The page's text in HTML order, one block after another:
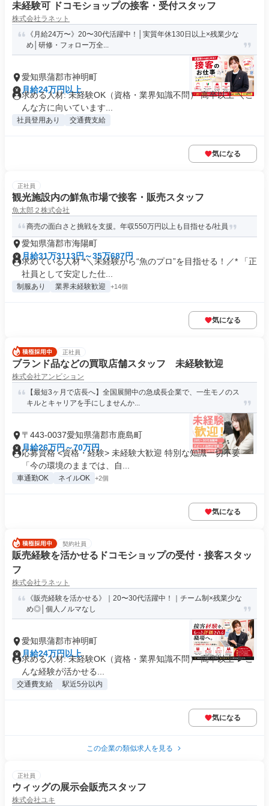
未経験可 ドコモショップの接客・受付スタッフ
株式会社ラネット
《月給24万〜》20〜30代活躍中！│実質年休130日以上×残業少な
め│研修・フォロー万全...
愛知県蒲郡市神明町
月給24万円以上
求める人材: 未経験OK（資格・業界知識不問） 高卒以上 ＼こ
んな方に向いています...
社員登用あり 交通費支給
気になる
正社員
観光施設内の鮮魚市場で接客・販売スタッフ
魚太郎２株式会社
商売の面白さと挑戦を支援。年収550万円以上も目指せる/社員
愛知県蒲郡市海陽町
月給31万3113円～35万687円
求めている人材 *＼未経験から“魚のプロ”を目指せる！／* 「正
社員として安定した仕...
制服あり 業界未経験歓迎 +14個
気になる
正社員
ブランド品などの買取店舗スタッフ 未経験歓迎
株式会社アンビション
【最短3ヶ月で店長へ】全国展開中の急成長企業で、一生モノのス
キルとキャリアを手にしませんか...
〒443-0037愛知県蒲郡市鹿島町
月給26万円～70万円
応募資格 <資格・経験> 未経験大歓迎 特別な知識一切不要
「今の環境のままでは、自...
車通勤OK ネイルOK +2個
気になる
契約社員
販売経験を活かせるドコモショップの受付・接客スタッ
フ
株式会社ラネット
《販売経験を活かせる》｜20〜30代活躍中！｜チーム制×残業少な
め◎│個人ノルマなし
愛知県蒲郡市神明町
月給24万円以上
求める人材: 未経験OK（資格・業界知識不問） 高卒以上 ▶︎こ
んな経験が活かせる...
交通費支給 駅近5分以内
気になる
この企業の類似求人を見る
正社員
ウィッグの展示会販売スタッフ
株式会社ユキ